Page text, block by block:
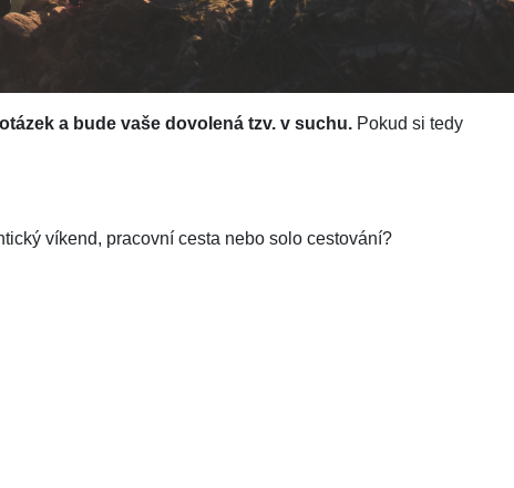
a bude vaše dovolená tzv. v suchu.Pokud si tedy
víkend, pracovní cesta nebo solo cestování?